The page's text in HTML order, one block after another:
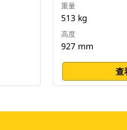
重量
513 kg
高度
927 mm
查